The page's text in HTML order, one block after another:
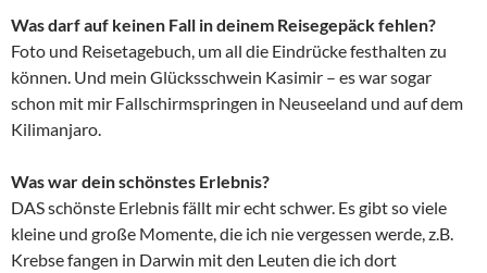
Was darf auf keinen Fall in deinem Reisegepäck fehlen?
Foto und Reisetagebuch, um all die Eindrücke festhalten zu
können. Und mein Glücksschwein Kasimir – es war sogar
schon mit mir Fallschirmspringen in Neuseeland und auf dem
Kilimanjaro.
Was war dein schönstes Erlebnis?
DAS schönste Erlebnis fällt mir echt schwer. Es gibt so viele
kleine und große Momente, die ich nie vergessen werde, z.B.
Krebse fangen in Darwin mit den Leuten die ich dort